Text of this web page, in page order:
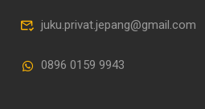
juku.privat.jepang@gmail.com
0896 0159 9943